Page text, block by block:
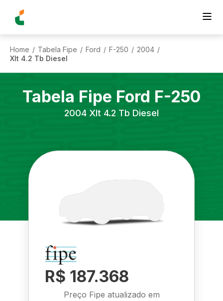
Home / Tabela Fipe / Ford / F-250 / 2004 /
Xlt 4.2 Tb Diesel
Tabela Fipe Ford F-250
2004 Xlt 4.2 Tb Diesel
R$ 187.368
Preço Fipe atualizado em